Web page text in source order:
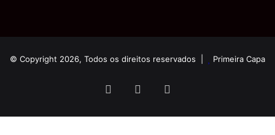
© Copyright 2026, Todos os direitos reservados | Primeira Capa
FacebookYouTube